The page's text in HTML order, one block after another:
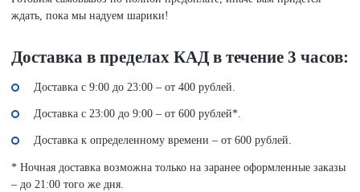
ждать, пока мы надуем шарики!
Доставка в пределах КАД в течение 3 часов:
Доставка с 9:00 до 23:00 – от 400 рублей.
Доставка с 23:00 до 9:00 – от 600 рублей*.
Доставка к определенному времени – от 600 рублей.
* Ночная доставка возможна только на заранее оформленные заказы
– до 21:00 того же дня.